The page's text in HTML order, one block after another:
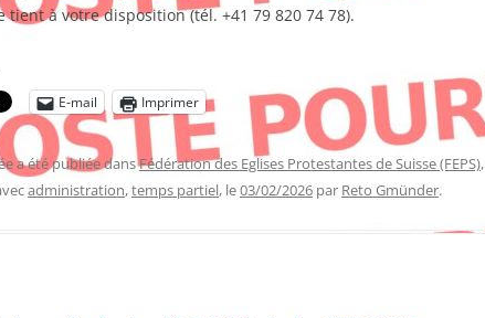
tient à votre disposition (tél. +41 79 820 74 78).
E-mail
Imprimer
a été publiée dansFédération des Eglises Protestantes de Suisse (FEPS),
administration,temps partiel, le03/02/2026 par Reto Gmünder.